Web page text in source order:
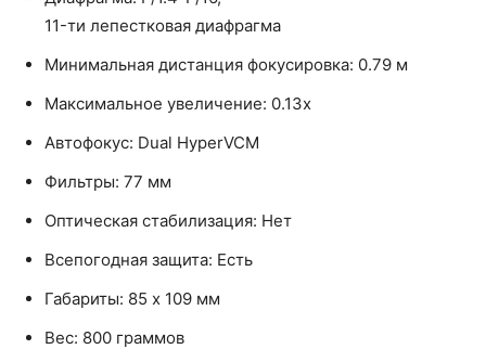
11-ти лепестковая диафрагма
Минимальная дистанция фокусировка: 0.79 м
Максимальное увеличение: 0.13x
Автофокус: Dual HyperVCM
Фильтры: 77 мм
Оптическая стабилизация: Нет
Всепогодная защита: Есть
Габариты: 85 x 109 мм
Вес: 800 граммов